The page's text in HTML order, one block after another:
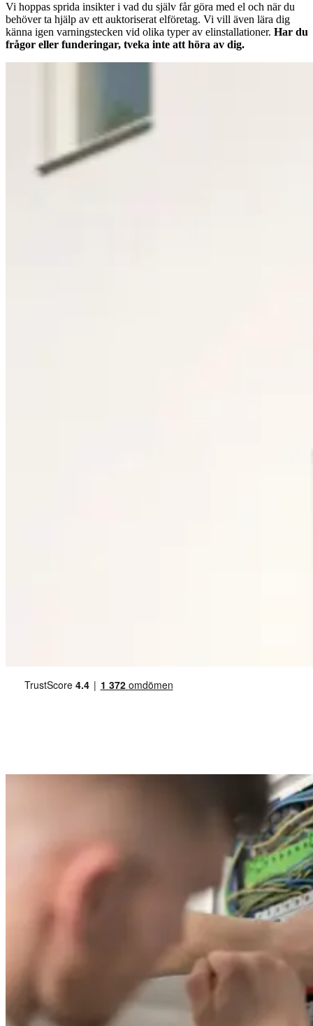
Vi hoppas sprida insikter i vad du själv får göra med el och när du
behöver ta hjälp av ett auktoriserat elföretag. Vi vill även lära dig
känna igen varningstecken vid olika typer av elinstallationer. Har du
frågor eller funderingar, tveka inte att höra av dig.